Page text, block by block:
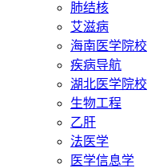
肺结核
艾滋病
海南医学院校
疾病导航
湖北医学院校
生物工程
乙肝
法医学
医学信息学